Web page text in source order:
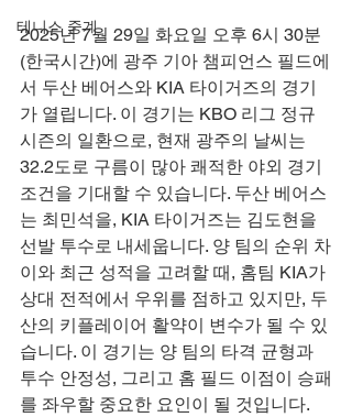
테니스 중계
2025년 7월 29일 화요일 오후 6시 30분
(한국시간)에 광주 기아 챔피언스 필드에
서 두산 베어스와 KIA 타이거즈의 경기
가 열립니다. 이 경기는 KBO 리그 정규
시즌의 일환으로, 현재 광주의 날씨는
32.2도로 구름이 많아 쾌적한 야외 경기
조건을 기대할 수 있습니다. 두산 베어스
는 최민석을, KIA 타이거즈는 김도현을
선발 투수로 내세웁니다. 양 팀의 순위 차
이와 최근 성적을 고려할 때, 홈팀 KIA가
상대 전적에서 우위를 점하고 있지만, 두
산의 키플레이어 활약이 변수가 될 수 있
습니다. 이 경기는 양 팀의 타격 균형과
투수 안정성, 그리고 홈 필드 이점이 승패
를 좌우할 중요한 요인이 될 것입니다.